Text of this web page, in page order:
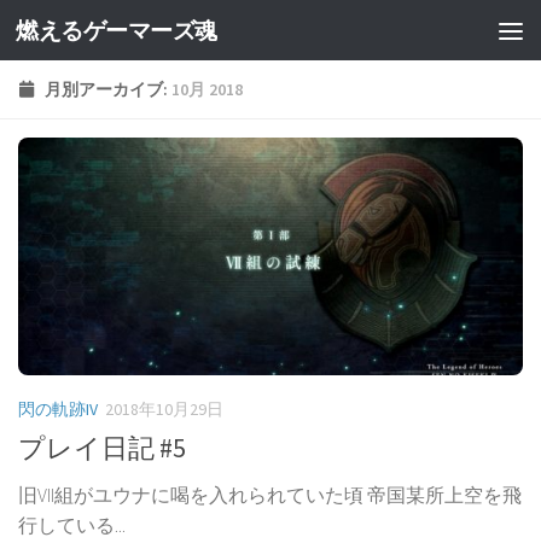
燃えるゲーマーズ魂
月別アーカイブ: 10月 2018
閃の軌跡IV 2018年10月29日
プレイ日記 #5
旧VII組がユウナに喝を入れられていた頃 帝国某所上空を飛
行している...